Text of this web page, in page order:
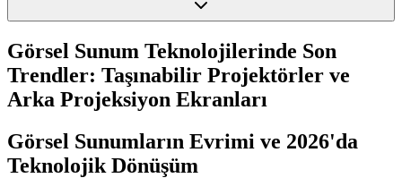
Görsel Sunum Teknolojilerinde Son
Trendler: Taşınabilir Projektörler ve
Arka Projeksiyon Ekranları
Görsel Sunumların Evrimi ve 2026'da
Teknolojik Dönüşüm